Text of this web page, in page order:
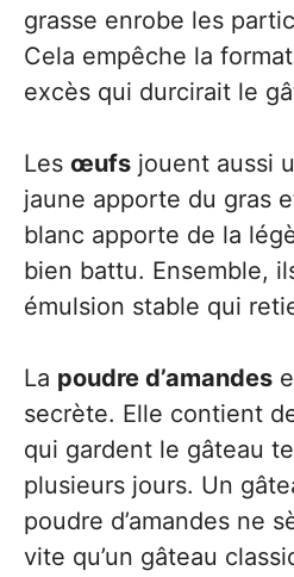
grasse enrobe les
Cela empêche la
excès qui durcirait le
Les œufs jouent aussi
jaune apporte du gras
blanc apporte de la
bien battu. Ensemble,
émulsion stable qui
La poudre d’amandes
secrète. Elle contient
qui gardent le gâteau
plusieurs jours. Un
poudre d’amandes ne
vite qu’un gâteau